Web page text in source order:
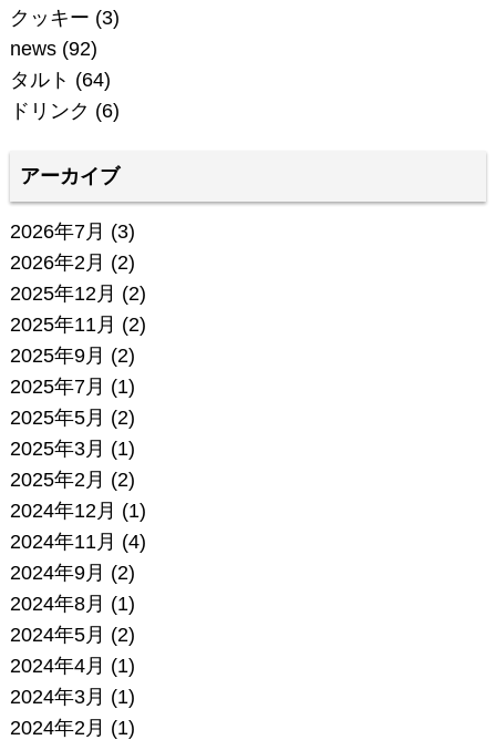
クッキー (3)
news(92)
タルト (64)
ドリンク (6)
アーカイブ
2026年7月 (3)
2026年2月 (2)
2025年12月 (2)
2025年11月 (2)
2025年9月 (2)
2025年7月 (1)
2025年5月 (2)
2025年3月 (1)
2025年2月 (2)
2024年12月 (1)
2024年11月 (4)
2024年9月 (2)
2024年8月 (1)
2024年5月 (2)
2024年4月 (1)
2024年3月 (1)
2024年2月 (1)